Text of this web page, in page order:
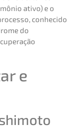
ativo) e o
conhecido
do
e